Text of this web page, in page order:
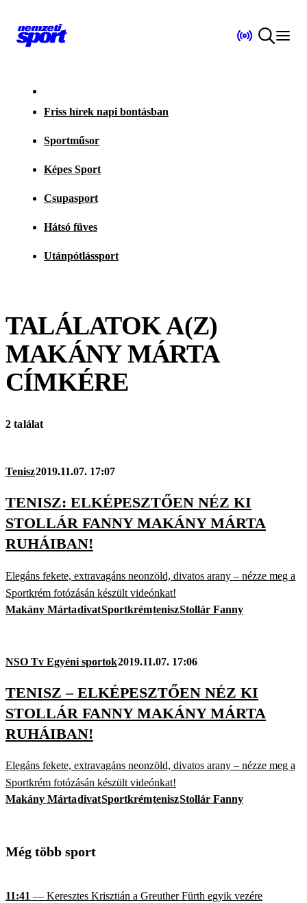
Friss hírek napi bontásban
Sportműsor
Képes Sport
Csupasport
Hátsó füves
Utánpótlássport
TALÁLATOK A(Z)
MAKÁNY MÁRTA
CÍMKÉRE
2 találat
Tenisz2019.11.07. 17:07
TENISZ: ELKÉPESZTŐEN NÉZ KI
STOLLÁR FANNY MAKÁNY MÁRTA
RUHÁIBAN!
Elegáns fekete, extravagáns neonzöld, divatos arany – nézze meg a
Sportkrém fotózásán készült videónkat!
Makány MártadivatSportkrémteniszStollár Fanny
NSO Tv Egyéni sportok2019.11.07. 17:06
TENISZ – ELKÉPESZTŐEN NÉZ KI
STOLLÁR FANNY MAKÁNY MÁRTA
RUHÁIBAN!
Elegáns fekete, extravagáns neonzöld, divatos arany – nézze meg a
Sportkrém fotózásán készült videónkat!
Makány MártadivatSportkrémteniszStollár Fanny
Még több sport
11:41 — Keresztes Krisztián a Greuther Fürth egyik vezére